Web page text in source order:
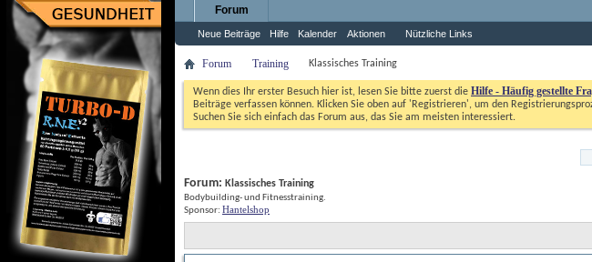
Forum
Neue Beiträge Hilfe Kalender Aktionen Nützliche Links
Forum Training Klassisches Training
Wenn dies Ihr erster Besuch hier ist, lesen Sie bitte zuerst die Hilfe - Häufig gestellte
Beiträge verfassen können. Klicken Sie oben auf 'Registrieren', um den
Suchen Sie sich einfach das Forum aus, das Sie am meisten interessiert.
Forum: Klassisches Training
Bodybuilding- und Fitnesstraining.
Sponsor: Hantelshop